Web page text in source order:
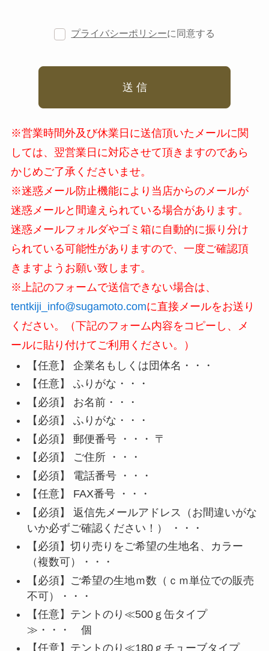
プライバシーポリシーに同意する
※営業時間外及び休業日に送信頂いたメールに関
しては、翌営業日に対応させて頂きますのであら
かじめご了承くださいませ。
※迷惑メール防止機能により当店からのメールが
迷惑メールと間違えられている場合があります。
迷惑メールフォルダやゴミ箱に自動的に振り分け
られている可能性がありますので、一度ご確認頂
きますようお願い致します。
※上記のフォームで送信できない場合は、
tentkiji_info@sugamoto.comに直接メールをお送り
ください。（下記のフォーム内容をコピーし、メ
ールに貼り付けてご利用ください。）
【任意】 企業名もしくは団体名・・・
【任意】 ふりがな・・・
【必須】 お名前・・・
【必須】 ふりがな・・・
【必須】 郵便番号 ・・・ 〒
【必須】 ご住所 ・・・
【必須】 電話番号 ・・・
【任意】 FAX番号 ・・・
【必須】 返信先メールアドレス（お間違いがな
いか必ずご確認ください！） ・・・
【必須】 切り売りをご希望の生地名、カラー
（複数可）・・・
【必須】
ご希望の生地ｍ数（ｃｍ単位での販売
不可）
・・・
【任意】 テントのり≪500ｇ缶タイプ
≫・・・ 個
【任意】 テントのり≪180ｇチューブタイプ